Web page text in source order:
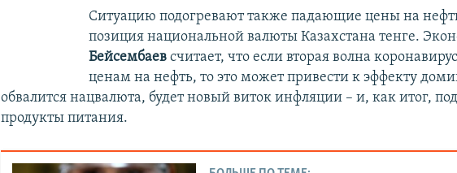
720p 1080p
Ситуацию подогревают также падающие цены на
позиция национальной валюты Казахстана тенге.
Бейсембаевсчитает, что если вторая волна
ценам на нефть, то это может привести к эффекту
обвалится нацвалюта, будет новый виток инфляции – и, как итог,
продукты питания.